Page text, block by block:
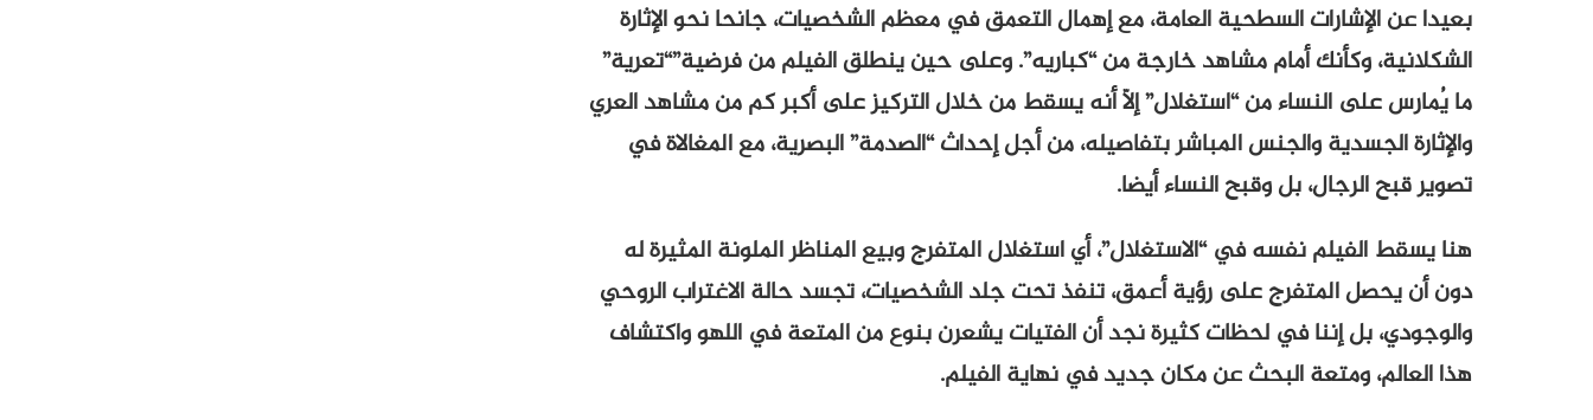
بعيدا عن الإشارات السطحية العامة، مع إهمال التعمق في معظم الشخصيات، جانحا نحو الإثارة
الشكلانية، وكأنك أمام مشاهد خارجة من “كباريه”. وعلى حين ينطلق الفيلم من فرضية”“تعرية”
ما يُمارس على النساء من “استغلال” إلاّ أنه يسقط من خلال التركيز على أكبر كم من مشاهد العري
والإثارة الجسدية والجنس المباشر بتفاصيله، من أجل إحداث “الصدمة” البصرية، مع المغالاة في
تصوير قبح الرجال، بل وقبح النساء أيضا.
هنا يسقط الفيلم نفسه في “الاستغلال”، أي استغلال المتفرج وبيع المناظر الملونة المثيرة له
دون أن يحصل المتفرج على رؤية أعمق، تنفذ تحت جلد الشخصيات، تجسد حالة الاغتراب الروحي
والوجودي، بل إننا في لحظات كثيرة نجد أن الفتيات يشعرن بنوع من المتعة في اللهو واكتشاف
هذا العالم، ومتعة البحث عن مكان جديد في نهاية الفيلم.